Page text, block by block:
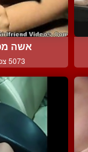
אשה
5073 צפיות